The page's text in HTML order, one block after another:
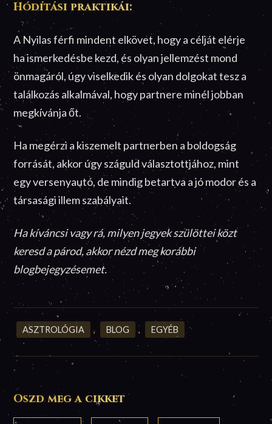
Hódítási praktikái:
A Nyilas férfi mindent elkövet, hogy a célját elérje
ha ismerkedésbe kezd, és olyan jellemzést mond
önmagáról, úgy viselkedik és olyan dolgokat tesz a
találkozás alkalmával, hogy partnere minél jobban
megkívánja őt.
Ha megérzi a kiszemelt partnerben a boldogság
forrását, akkor úgy száguld választottjához, mint
egy versenyautó, de mindig betartva a jó modor és a
társasági illem szabályait.
Ha kíváncsi vagy rá, milyen jegyek szülöttei közt
keresd a párod, akkor nézd meg korábbi
blogbejegyzésemet.
ASZTROLÓGIA , BLOG , EGYÉB
Oszd meg a cikket